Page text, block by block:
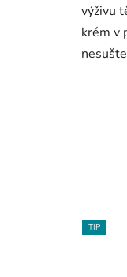
výživu
krém v
TIP